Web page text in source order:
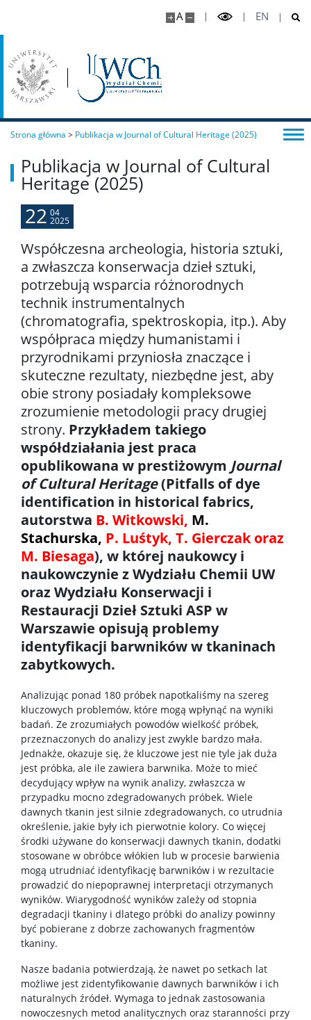
A EN
Pracownicy
Intranet
Spis pracowników
Strony prywatne
Badania i nauka
Zespoły badawcze
Seminaria
Konferencje
Stopnie i tytuły
Repozytorium „Dane Badawcze UW”
Serwis Naukowy UW
Baza publikacji
Nasze osiągnięcia
Popularyzacja
Spotkasz nas
Wykłady z ciekawej chemii
WChemii, czyli lab od podszewki
WChemii, czyli studia od podszewki
Exhibition „Chemistry is all around”
Dla szkół
Dołącz do gry – twórz z nami przyszłość chemii!
Zjazd Dziekanów Wydziałów Chemicznych 2026
Strona główna > Publikacja w Journal of Cultural Heritage (2025)
Publikacja w Journal of Cultural
Heritage (2025)
22 04
2025
Współczesna archeologia, historia sztuki,
a zwłaszcza konserwacja dzieł sztuki,
potrzebują wsparcia różnorodnych
technik instrumentalnych
(chromatografia, spektroskopia, itp.). Aby
współpraca między humanistami i
przyrodnikami przyniosła znaczące i
skuteczne rezultaty, niezbędne jest, aby
obie strony posiadały kompleksowe
zrozumienie metodologii pracy drugiej
strony. Przykładem takiego
współdziałania jest praca
opublikowana w prestiżowym Journal
of Cultural Heritage(Pitfalls of dye
identification in historical fabrics,
autorstwa B. Witkowski, M.
Stachurska, P. Luśtyk, T. Gierczak oraz
M. Biesaga), w której naukowcy i
naukowczynie z Wydziału Chemii UW
oraz Wydziału Konserwacji i
Restauracji Dzieł Sztuki ASP w
Warszawie opisują problemy
identyfikacji barwników w tkaninach
zabytkowych.
Analizując ponad 180 próbek napotkaliśmy na szereg
kluczowych problemów, które mogą wpłynąć na wyniki
badań. Ze zrozumiałych powodów wielkość próbek,
przeznaczonych do analizy jest zwykle bardzo mała.
Jednakże, okazuje się, że kluczowe jest nie tyle jak duża
jest próbka, ale ile zawiera barwnika. Może to mieć
decydujący wpływ na wynik analizy, zwłaszcza w
przypadku mocno zdegradowanych próbek. Wiele
dawnych tkanin jest silnie zdegradowanych, co utrudnia
określenie, jakie były ich pierwotnie kolory. Co więcej
środki używane do konserwacji dawnych tkanin, dodatki
stosowane w obróbce włókien lub w procesie barwienia
mogą utrudniać identyfikację barwników i w rezultacie
prowadzić do niepoprawnej interpretacji otrzymanych
wyników. Wiarygodność wyników zależy od stopnia
degradacji tkaniny i dlatego próbki do analizy powinny
być pobierane z dobrze zachowanych fragmentów
tkaniny.
Nasze badania potwierdzają, że nawet po setkach lat
możliwe jest zidentyfikowanie dawnych barwników i ich
naturalnych źródeł. Wymaga to jednak zastosowania
nowoczesnych metod analitycznych oraz staranności przy